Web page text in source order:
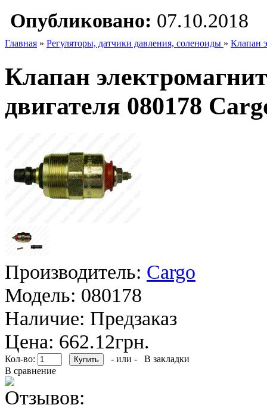
Опубликовано: 07.10.2018
Главная » Регуляторы, датчики давления, соленоиды » Клапан
Клапан
двигателя 080178
Производитель: Cargo
Модель: 080178
Наличие: Предзаказ
Цена: 662.12грн.
Кол-во: - или -
В закладки
В сравнение